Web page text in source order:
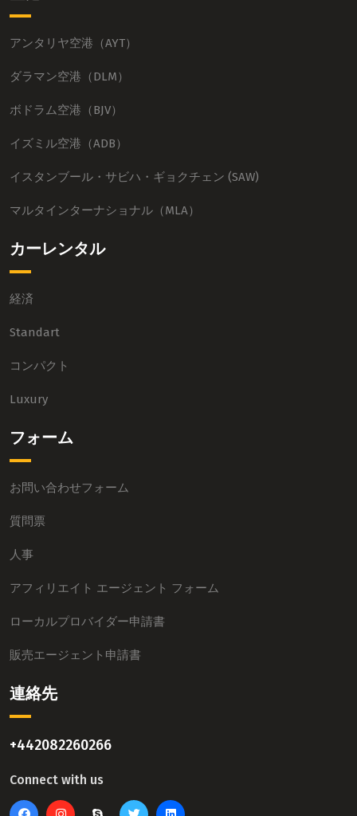
アンタリヤ空港（AYT）
ダラマン空港（DLM）
ボドラム空港（BJV）
イズミル空港（ADB）
イスタンブール・サビハ・ギョクチェン (SAW)
マルタインターナショナル（MLA）
カーレンタル
経済
Standart
コンパクト
Luxury
フォーム
お問い合わせフォーム
質問票
人事
アフィリエイト エージェント フォーム
ローカルプロバイダー申請書
販売エージェント申請書
連絡先
+442082260266
Connect with us